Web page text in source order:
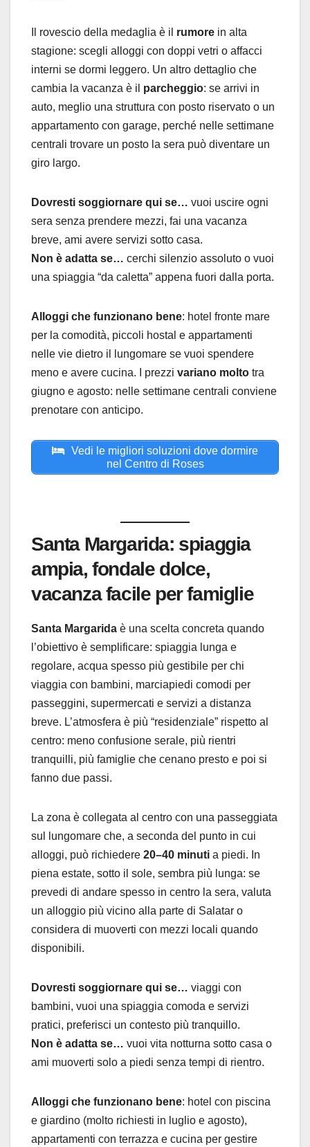
Il rovescio della medaglia è il rumore in alta
stagione: scegli alloggi con doppi vetri o affacci
interni se dormi leggero. Un altro dettaglio che
cambia la vacanza è il parcheggio: se arrivi in
auto, meglio una struttura con posto riservato o un
appartamento con garage, perché nelle settimane
centrali trovare un posto la sera può diventare un
giro largo.
Dovresti soggiornare qui se… vuoi uscire ogni
sera senza prendere mezzi, fai una vacanza
breve, ami avere servizi sotto casa.
Non è adatta se… cerchi silenzio assoluto o vuoi
una spiaggia “da caletta” appena fuori dalla porta.
Alloggi che funzionano bene: hotel fronte mare
per la comodità, piccoli hostal e appartamenti
nelle vie dietro il lungomare se vuoi spendere
meno e avere cucina. I prezzi variano molto tra
giugno e agosto: nelle settimane centrali conviene
prenotare con anticipo.
Vedi le migliori soluzioni dove dormire
nel Centro di Roses
Santa Margarida: spiaggia
ampia, fondale dolce,
vacanza facile per famiglie
Santa Margarida è una scelta concreta quando
l’obiettivo è semplificare: spiaggia lunga e
regolare, acqua spesso più gestibile per chi
viaggia con bambini, marciapiedi comodi per
passeggini, supermercati e servizi a distanza
breve. L’atmosfera è più “residenziale” rispetto al
centro: meno confusione serale, più rientri
tranquilli, più famiglie che cenano presto e poi si
fanno due passi.
La zona è collegata al centro con una passeggiata
sul lungomare che, a seconda del punto in cui
alloggi, può richiedere 20–40 minuti a piedi. In
piena estate, sotto il sole, sembra più lunga: se
prevedi di andare spesso in centro la sera, valuta
un alloggio più vicino alla parte di Salatar o
considera di muoverti con mezzi locali quando
disponibili.
Dovresti soggiornare qui se… viaggi con
bambini, vuoi una spiaggia comoda e servizi
pratici, preferisci un contesto più tranquillo.
Non è adatta se… vuoi vita notturna sotto casa o
ami muoverti solo a piedi senza tempi di rientro.
Alloggi che funzionano bene: hotel con piscina
e giardino (molto richiesti in luglio e agosto),
appartamenti con terrazza e cucina per gestire